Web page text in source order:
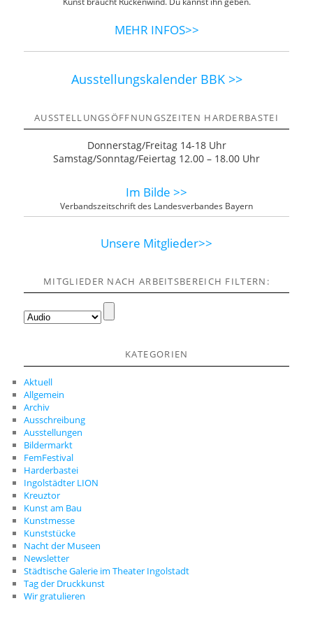
MEHR INFOS>>
Ausstellungskalender BBK >>
AUSSTELLUNGSÖFFNUNGSZEITEN HARDERBASTEI
Donnerstag/Freitag 14-18 Uhr
Samstag/Sonntag/Feiertag 12.00 – 18.00 Uhr
Im Bilde >>
Verbandszeitschrift des Landesverbandes Bayern
Unsere Mitglieder>>
MITGLIEDER NACH ARBEITSBEREICH FILTERN:
KATEGORIEN
Aktuell
Allgemein
Archiv
Ausschreibung
Ausstellungen
Bildermarkt
FemFestival
Harderbastei
Ingolstädter LION
Kreuztor
Kunst am Bau
Kunstmesse
Kunststücke
Nacht der Museen
Newsletter
Städtische Galerie im Theater Ingolstadt
Tag der Druckkunst
Wir gratulieren